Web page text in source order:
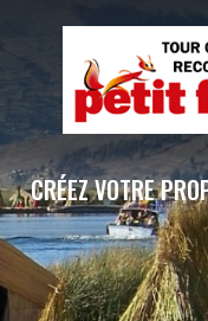
CRÉEZ VOTRE